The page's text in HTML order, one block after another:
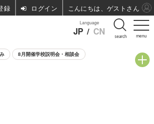
menu
Language
JP / CN search
8月開催学校説明会・相談会
ログイン こんにちは、ゲストさん